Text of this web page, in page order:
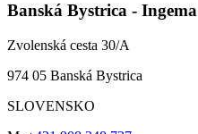
Banská Bystrica - Ingema
Zvolenská cesta 30/A
974 05 Banská Bystrica
SLOVENSKO